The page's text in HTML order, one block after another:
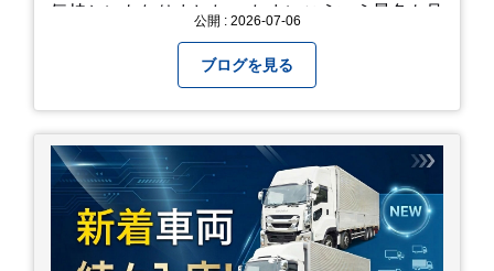
気持ちにもなりました。 たまにこういう景色も見
番になりますが皆様方くれぐれもご自愛ください
公開 : 2026-07-06
ブログを見る